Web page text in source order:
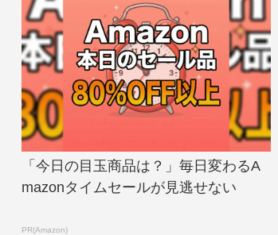
「今日の目玉商品は？」毎日変わるA
mazonタイムセールが見逃せない
PR(Amazon)